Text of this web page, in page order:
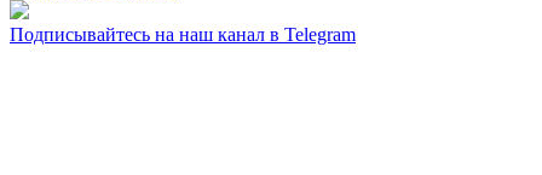
Подписывайтесь на наш канал в Telegram